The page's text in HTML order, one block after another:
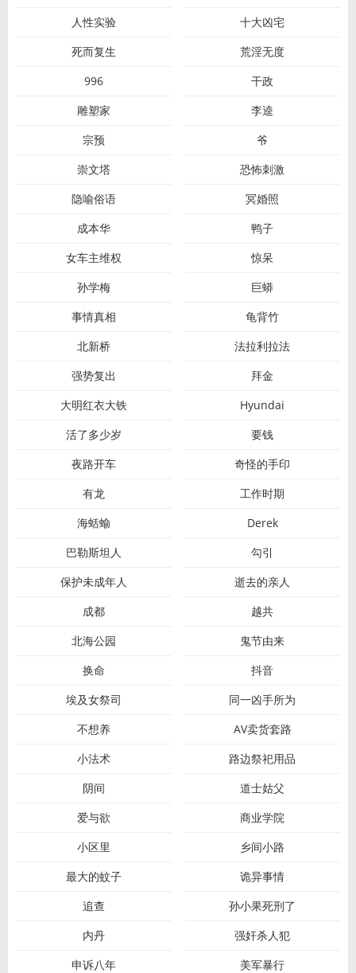
人性实验
十大凶宅
死而复生
荒淫无度
996
干政
雕塑家
李逵
宗预
爷
崇文塔
恐怖刺激
隐喻俗语
冥婚照
成本华
鸭子
女车主维权
惊呆
孙学梅
巨蟒
事情真相
龟背竹
北新桥
法拉利拉法
强势复出
拜金
大明红衣大铁
Hyundai
活了多少岁
要钱
夜路开车
奇怪的手印
有龙
工作时期
海蛞蝓
Derek
巴勒斯坦人
勾引
保护未成年人
逝去的亲人
成都
越共
北海公园
鬼节由来
换命
抖音
埃及女祭司
同一凶手所为
不想养
AV卖货套路
小法术
路边祭祀用品
阴间
道士姑父
爱与欲
商业学院
小区里
乡间小路
最大的蚊子
诡异事情
追查
孙小果死刑了
内丹
强奸杀人犯
申诉八年
美军暴行